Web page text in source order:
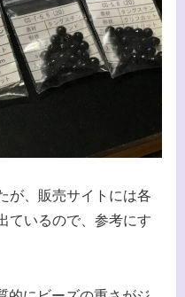
が、販売サイトには各
ているので、参考にす